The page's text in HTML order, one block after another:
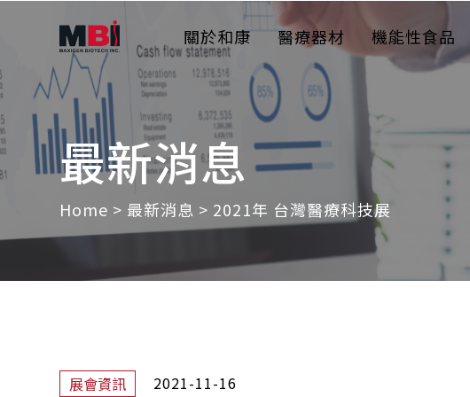
關於和康 醫療器材 機能性食品
最新消息
Home > 最新消息 > 2021年 台灣醫療科技展
展會資訊 2021-11-16